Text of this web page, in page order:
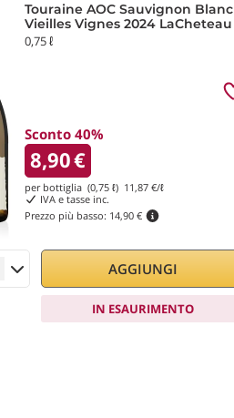
Touraine AOC Sauvignon Blanc
Vieilles Vignes 2024 LaCheteau
0,75 ℓ
Sconto 40%
8,90€
per bottiglia (0,75 ℓ) 11,87 €/ℓ
IVA e tasse inc.
Prezzo più basso: 14,90 €
AGGIUNGI
IN ESAURIMENTO